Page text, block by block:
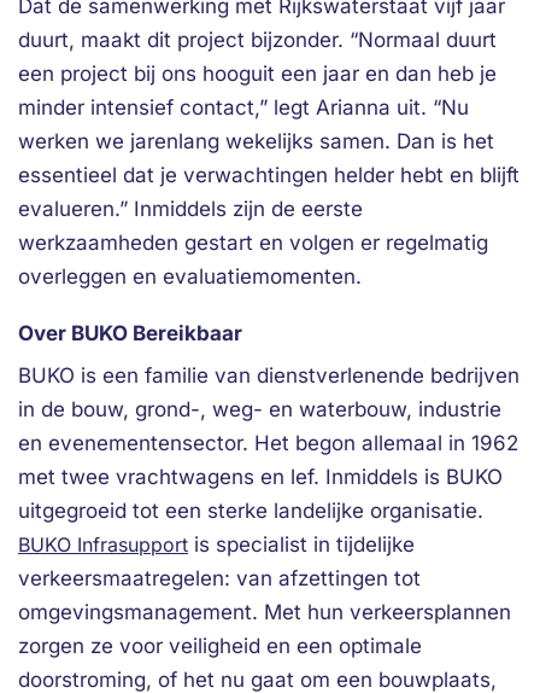
Dat de samenwerking met Rijkswaterstaat vijf jaar
duurt, maakt dit project bijzonder. “Normaal duurt
een project bij ons hooguit een jaar en dan heb je
minder intensief contact,” legt Arianna uit. “Nu
werken we jarenlang wekelijks samen. Dan is het
essentieel dat je verwachtingen helder hebt en blijft
evalueren.” Inmiddels zijn de eerste
werkzaamheden gestart en volgen er regelmatig
overleggen en evaluatiemomenten.
Over BUKO Bereikbaar
BUKO is een familie van dienstverlenende bedrijven
in de bouw, grond-, weg- en waterbouw, industrie
en evenementensector. Het begon allemaal in 1962
met twee vrachtwagens en lef. Inmiddels is BUKO
uitgegroeid tot een sterke landelijke organisatie.
BUKO Infrasupport is specialist in tijdelijke
verkeersmaatregelen: van afzettingen tot
omgevingsmanagement. Met hun verkeersplannen
zorgen ze voor veiligheid en een optimale
doorstroming, of het nu gaat om een bouwplaats,